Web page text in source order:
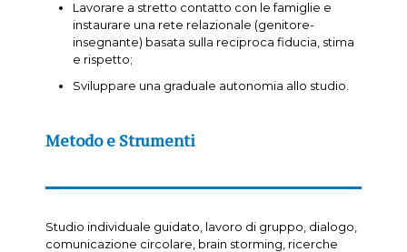
Lavorare a stretto contatto con le famiglie e
instaurare una rete relazionale (genitore-
insegnante) basata sulla reciproca fiducia, stima
e rispetto;
Sviluppare una graduale autonomia allo studio.
Metodo e Strumenti
Studio individuale guidato, lavoro di gruppo, dialogo,
comunicazione circolare, brain storming, ricerche